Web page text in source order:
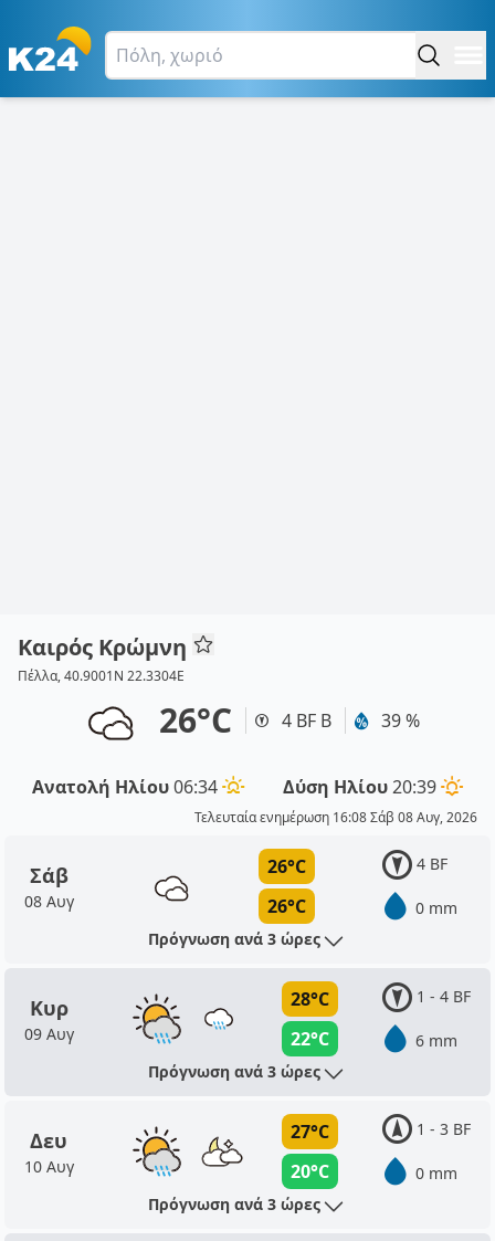
Καιρός Κρώμνη
Πέλλα, 40.9001N 22.3304E
26°C 4 BF Β 39 %
Ανατολή Ηλίου06:34 Δύση Ηλίου20:39
Τελευταία ενημέρωση 16:08 Σάβ 08 Αυγ, 2026
Σάβ
08 Αυγ
26°C
26°C
4 BF
0 mm
Πρόγνωση ανά 3 ώρες
Κυρ
09 Αυγ
28°C
22°C
1 - 4 BF
6 mm
Πρόγνωση ανά 3 ώρες
Δευ
10 Αυγ
27°C
20°C
1 - 3 BF
0 mm
Πρόγνωση ανά 3 ώρες